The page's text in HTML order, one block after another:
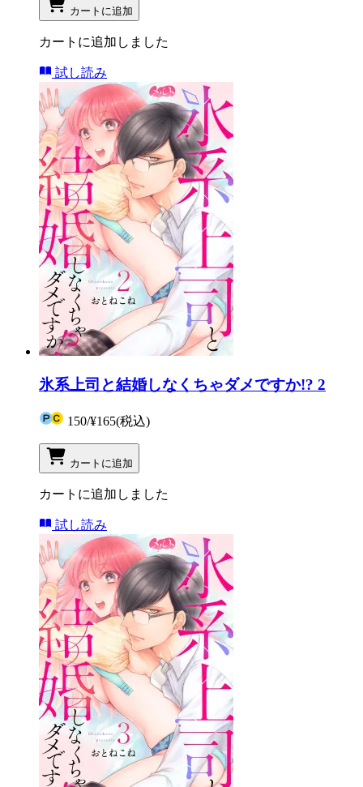
カートに追加
カートに追加しました
試し読み
氷系上司と結婚しなくちゃダメですか!? 2
150/¥165(税込)
カートに追加
カートに追加しました
試し読み